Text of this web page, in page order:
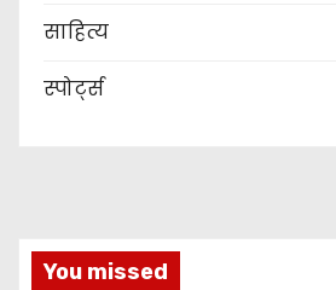
साहित्य
स्पोर्ट्स
You missed